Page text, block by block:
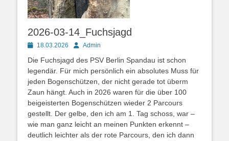
2026-03-14_Fuchsjagd
Posted18.03.2026 AutorAdmin
Die Fuchsjagd des PSV Berlin Spandau ist schon
legendär. Für mich persönlich ein absolutes Muss für
jeden Bogenschützen, der nicht gerade tot überm
Zaun hängt. Auch in 2026 waren für die über 100
beigeisterten Bogenschützen wieder 2 Parcours
gestellt. Der gelbe, den ich am 1. Tag schoss, war –
wie man ganz leicht an meinen Punkten erkennt –
deutlich leichter als der rote Parcours, den ich dann